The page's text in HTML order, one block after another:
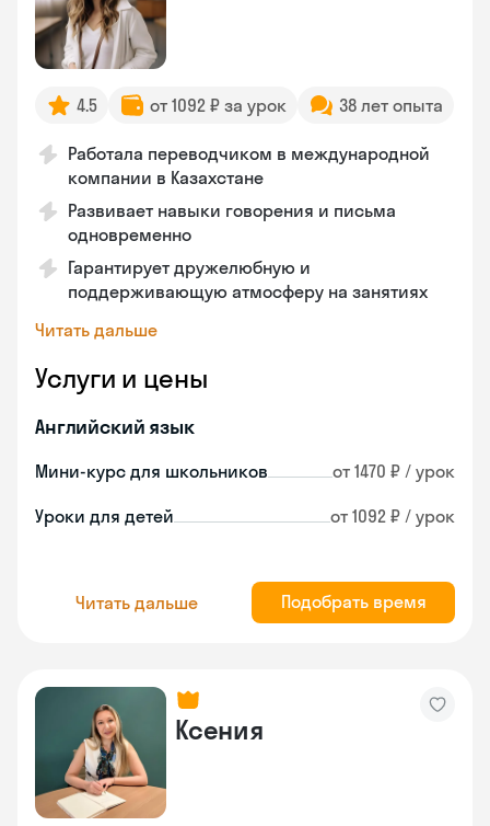
4.5 от 1092 ₽ за урок 38 лет опыта
Работала переводчиком в международной
компании в Казахстане
Развивает навыки говорения и письма
одновременно
Гарантирует дружелюбную и
поддерживающую атмосферу на занятиях
Читать дальше
Услуги и цены
Английский язык
Мини-курс для школьников от 1470 ₽ / урок
Уроки для детей от 1092 ₽ / урок
Читать дальше Подобрать время
Ксения